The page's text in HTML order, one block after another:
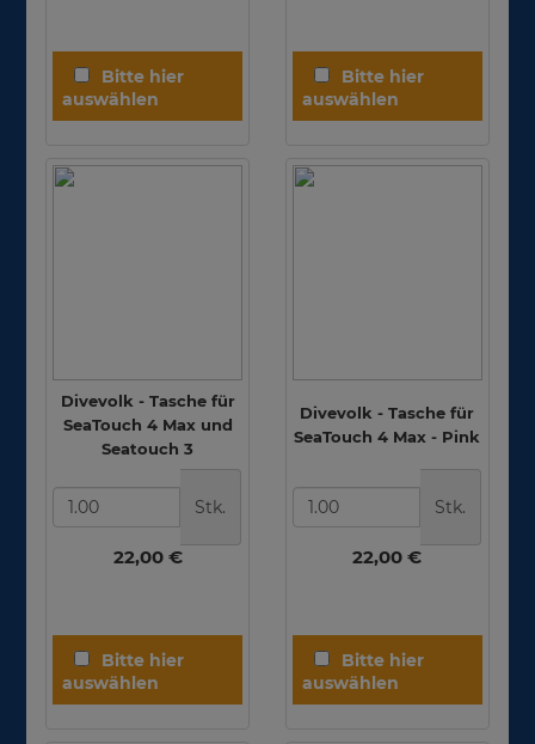
Divevolk - Tasche für
SeaTouch 4 Max und
Seatouch 3
Stk.
22,00 €
Divevolk - Tasche für
SeaTouch 4 Max - Pink
Stk.
22,00 €